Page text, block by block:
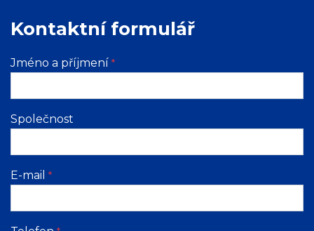
Kontaktní formulář
Jméno a příjmení *
Společnost
E-mail *